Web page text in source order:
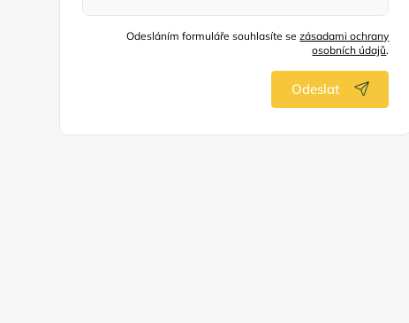
Odesláním formuláře souhlasíte sezásadami ochrany
osobních údajů.
Odeslat